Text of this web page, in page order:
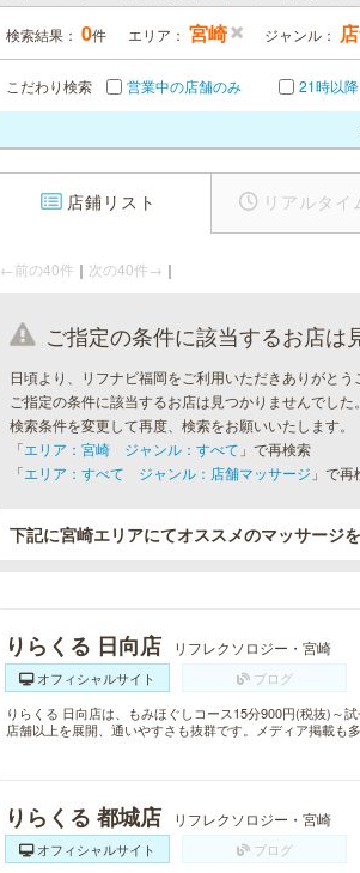
検索結果： 0件 エリア： 宮崎 ジャンル：
こだわり検索 営業中の店舗のみ 21時以
店鋪リスト リアルタイ
←前の40件 ｜ 次の40件→ ｜
ご指定の条件に該当するお店は
日頃より、リフナビ福岡をご利用いただきありがとう
ご指定の条件に該当するお店は見つかりませんでした。
検索条件を変更して再度、検索をお願いいたします。
「エリア：宮崎 ジャンル：すべて 」で再検索
「エリア：すべて ジャンル：店舗マッサージ 」で再
下記に宮崎エリアにてオススメのマッサージ
りらくる 日向店 リフレクソロジー・宮崎
オフィシャルサイト
ブログ
りらくる 日向店は、もみほぐしコース15分900円(税抜)～
店舗以上を展開、通いやすさも抜群です。メディア掲載も多
りらくる 都城店 リフレクソロジー・宮崎
オフィシャルサイト
ブログ